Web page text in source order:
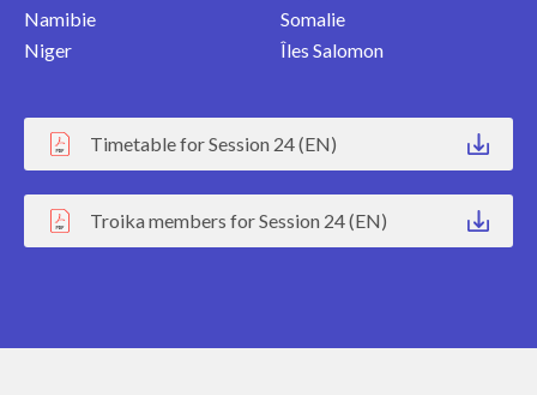
Namibie
Niger
Somalie
Îles Salomon
Timetable for Session 24 (EN)
Troika members for Session 24 (EN)